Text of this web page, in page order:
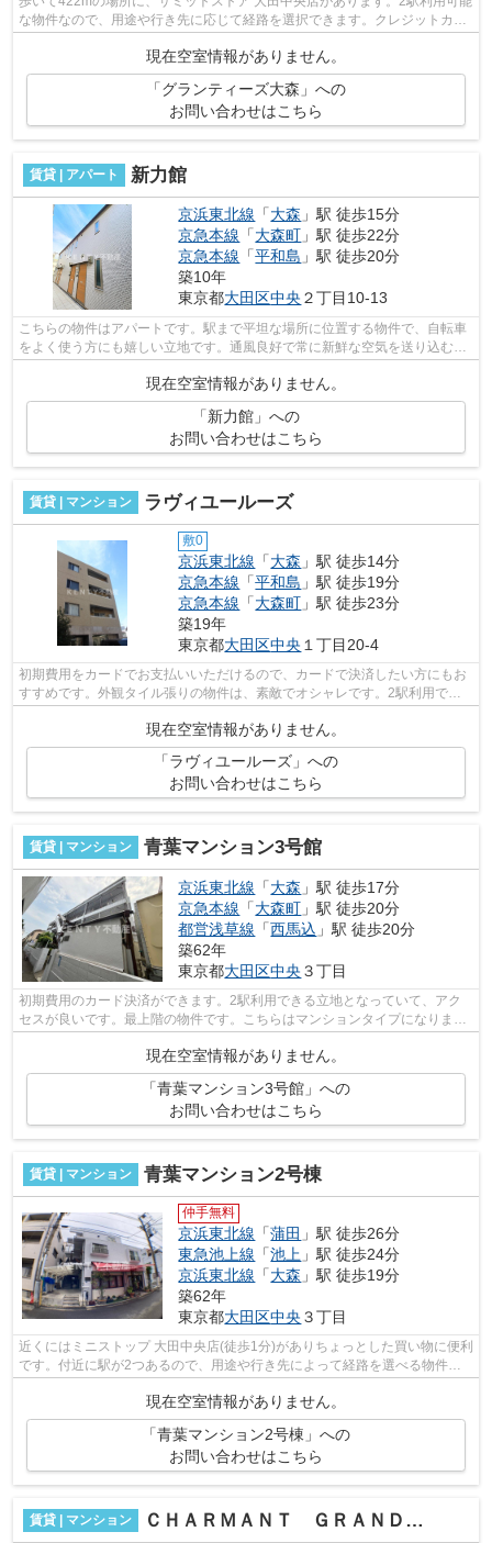
な物件なので、用途や行き先に応じて経路を選択できます。クレジットカー
現在空室情報がありません。
「グランティーズ大森」への
お問い合わせはこちら
賃貸 | アパート 新力館
京浜東北線 「大森 」駅 徒歩15分
京急本線 「大森町 」駅 徒歩22分
京急本線 「平和島 」駅 徒歩20分
築10年
東京都大田区中央 ２丁目10-13
こちらの物件はアパートです。駅まで平坦な場所に位置する物件で、自転車
をよく使う方にも嬉しい立地です。通風良好で常に新鮮な空気を送り込むア
現在空室情報がありません。
「新力館」への
お問い合わせはこちら
賃貸 | マンション ラヴィユールーズ
敷0
京浜東北線 「大森 」駅 徒歩14分
京急本線 「平和島 」駅 徒歩19分
京急本線 「大森町 」駅 徒歩23分
築19年
東京都大田区中央 １丁目20-4
初期費用をカードでお支払いいただけるので、カードで決済したい方にもお
すすめです。外観タイル張りの物件は、素敵でオシャレです。2駅利用でき
る場所にあり、行き先に合わせて使い分...
現在空室情報がありません。
「ラヴィユールーズ」への
お問い合わせはこちら
賃貸 | マンション 青葉マンション3号館
京浜東北線 「大森 」駅 徒歩17分
京急本線 「大森町 」駅 徒歩20分
都営浅草線 「西馬込 」駅 徒歩20分
築62年
東京都大田区中央 ３丁目
初期費用のカード決済ができます。2駅利用できる立地となっていて、アク
セスが良いです。最上階の物件です。こちらはマンションタイプになりま
現在空室情報がありません。
「青葉マンション3号館」への
お問い合わせはこちら
賃貸 | マンション 青葉マンション2号棟
仲手無料
京浜東北線 「蒲田 」駅 徒歩26分
東急池上線 「池上 」駅 徒歩24分
京浜東北線 「大森 」駅 徒歩19分
築62年
東京都大田区中央 ３丁目
近くにはミニストップ 大田中央店(徒歩1分)がありちょっとした買い物に便利
です。付近に駅が2つあるので、用途や行き先によって経路を選べる物件で
現在空室情報がありません。
「青葉マンション2号棟」への
お問い合わせはこちら
賃貸 | マンション ＣＨＡＲＭＡＮＴ ＧＲＡＮＤＩＲ